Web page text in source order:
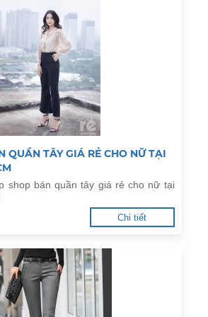
QUẦN TÂY GIÁ RẺ CHO NỮ TẠI
shop bán quần tây giá rẻ cho nữ tại
Chi tiết